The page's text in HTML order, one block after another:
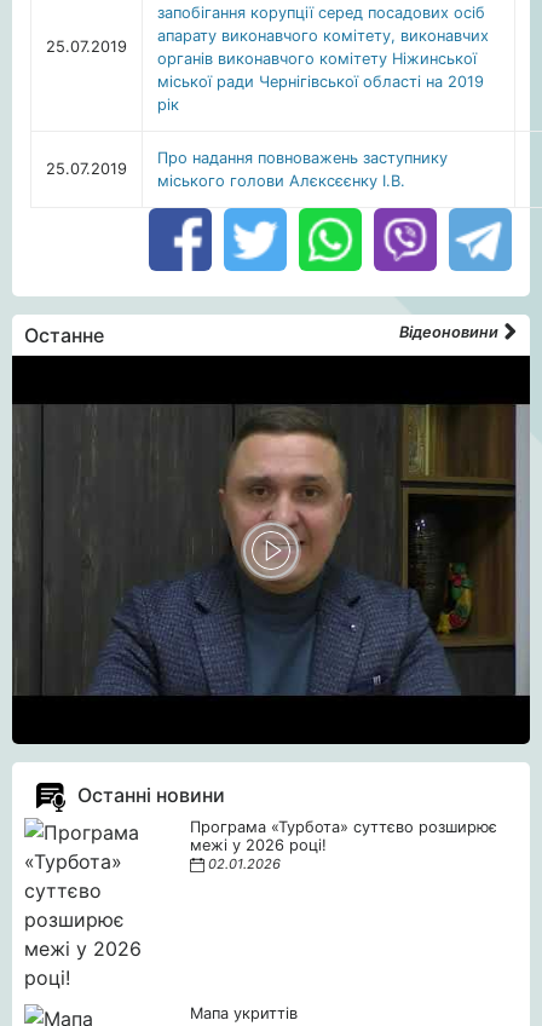
25.07.2019
запобігання корупції серед посадових осіб
апарату виконавчого комітету, виконавчих
органів виконавчого комітету Ніжинської
міської ради Чернігівської області на 2019
рік
25.07.2019
Про надання повноважень заступнику
міського голови Алєксєєнку І.В.
Останне Відеоновини
Останні новини
Програма «Турбота» суттєво розширює
межі у 2026 році!
02.01.2026
Мапа укриттів